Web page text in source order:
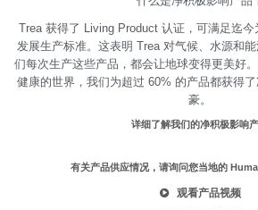
Trea 获得了 Living Product 认证，可满足迄
发展生产标准。这表明 Trea 对气候、水源和
们每次生产这些产品，都会让地球变得更美好
健康的世界，我们为超过 60% 的产品都获得
豪。
详细了解我们的净积极影响
有关产品供应情况，请询问您当地的
观看产品视频